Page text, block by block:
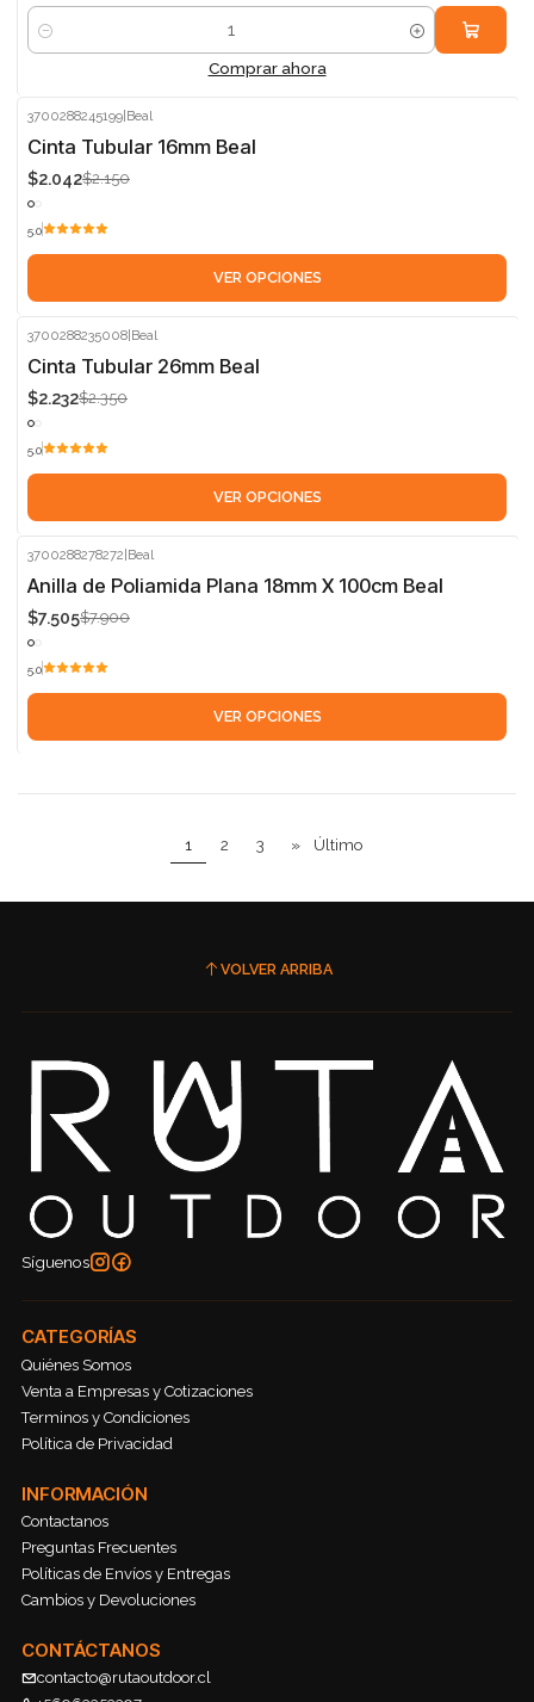
Cantidad
Comprar ahora
-5%
3700288245199 Beal
Cinta Tubular 16mm Beal
$2.042$2.150
5.0
VER OPCIONES
-5%
3700288235008 Beal
Cinta Tubular 26mm Beal
$2.232$2.350
5.0
VER OPCIONES
-5%
3700288278272 Beal
Anilla de Poliamida Plana 18mm X 100cm Beal
$7.505$7.900
5.0
VER OPCIONES
1 2 3 » Último
VOLVER ARRIBA
Síguenos
CATEGORÍAS
Quiénes Somos
Venta a Empresas y Cotizaciones
Terminos y Condiciones
Política de Privacidad
INFORMACIÓN
Contactanos
Preguntas Frecuentes
Políticas de Envíos y Entregas
Cambios y Devoluciones
CONTÁCTANOS
contacto@rutaoutdoor.cl